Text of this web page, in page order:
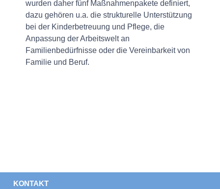
wurden daher fünf Maßnahmenpakete definiert,
dazu gehören u.a. die strukturelle Unterstützung
bei der Kinderbetreuung und Pflege, die
Anpassung der Arbeitswelt an
Familienbedürfnisse oder die Vereinbarkeit von
Familie und Beruf.
KONTAKT